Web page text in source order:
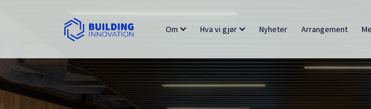
Om Hva vi gjør Nyheter Arrangement